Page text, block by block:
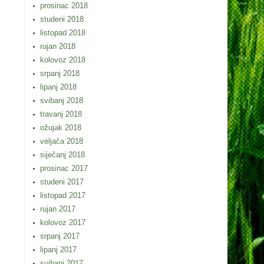
prosinac 2018
studeni 2018
listopad 2018
rujan 2018
kolovoz 2018
srpanj 2018
lipanj 2018
svibanj 2018
travanj 2018
ožujak 2018
veljača 2018
siječanj 2018
prosinac 2017
studeni 2017
listopad 2017
rujan 2017
kolovoz 2017
srpanj 2017
lipanj 2017